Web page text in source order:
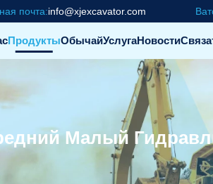
почта:info@xjexcavator.com
ПродуктыОбычайУслугаНовости
Малый